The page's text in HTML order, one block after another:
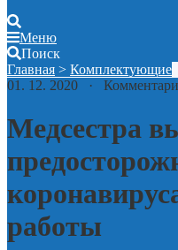
Меню
Поиск
Главная > Комплектующие
01. 12. 2020 ·
Медсестра
работы